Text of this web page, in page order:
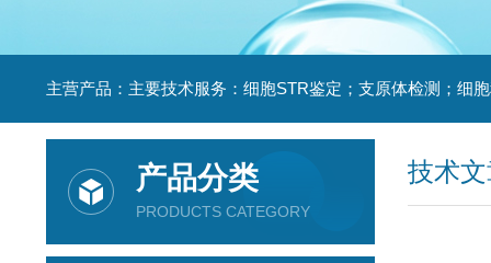
技术
产品分类
PRODUCTS CATEGORY